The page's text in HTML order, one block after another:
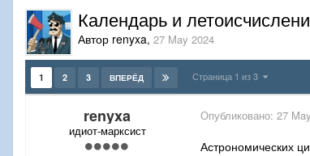
Календарь и
Автор renyxa, 27 May 2024
1 2 3 ВПЕРЁД Страница 1 из 3
renyxa
идиот-марксист
Опубликовано: 27
Астрономических